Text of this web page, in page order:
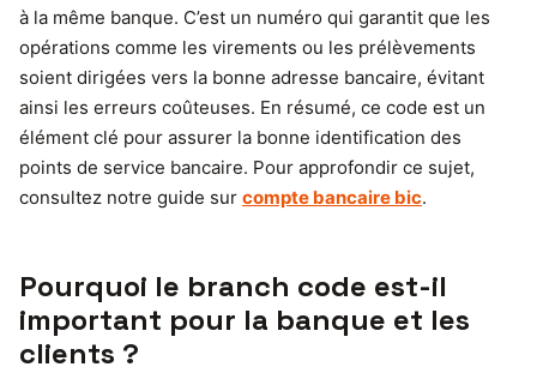
à la même banque. C’est un numéro qui garantit que les
opérations comme les virements ou les prélèvements
soient dirigées vers la bonne adresse bancaire, évitant
ainsi les erreurs coûteuses. En résumé, ce code est un
élément clé pour assurer la bonne identification des
points de service bancaire. Pour approfondir ce sujet,
consultez notre guide sur compte bancaire bic.
Pourquoi le branch code est-il
important pour la banque et les
clients ?